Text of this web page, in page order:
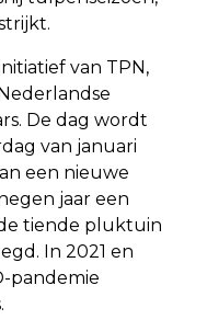
van TPN,
De dag wordt
van januari
een nieuwe
jaar een
tiende pluktuin
In 2021 en
pandemie